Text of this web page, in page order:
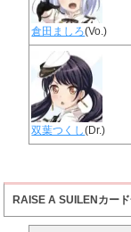
倉田ましろ(Vo.)
双葉つくし(Dr.)
RAISE A SUILENカー